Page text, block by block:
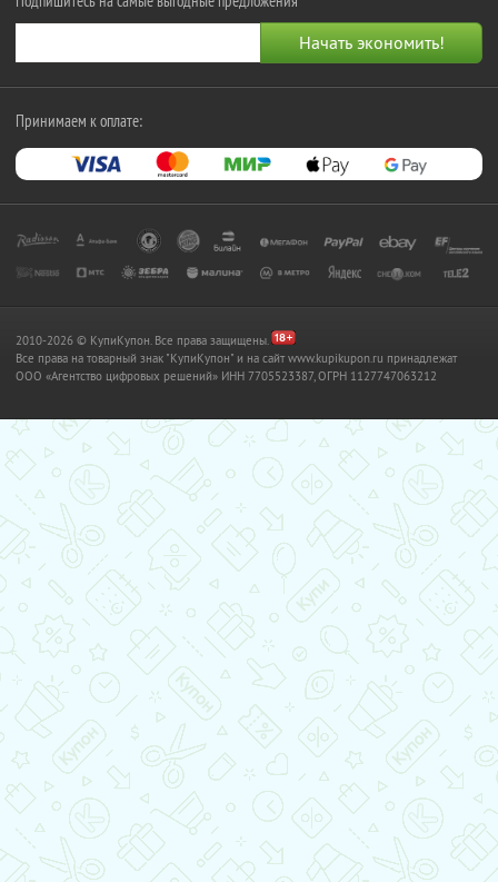
Принимаем к оплате:
2010-2026 © КупиКупон. Все права защищены.
Все права на товарный знак "КупиКупон" и на сайт www.kupikupon.ru принадлежат
OOO «Агентство цифровых решений» ИНН 7705523387, ОГРН 1127747063212